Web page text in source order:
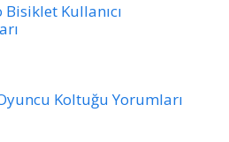
Bisiklet Kullanıcı
Koltuğu Yorumları